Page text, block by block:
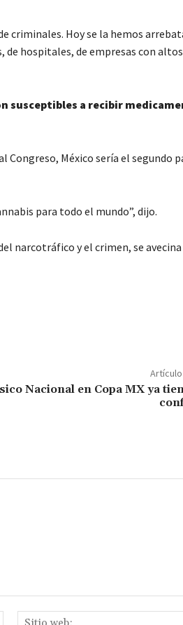
criminales. Hoy se la hemos
de hospitales, de empresas con altos
susceptibles a recibir
Congreso, México sería el segundo
para todo el mundo”, dijo.
narcotráfico y el crimen, se avecina
Nacional en Copa MX ya
Correo